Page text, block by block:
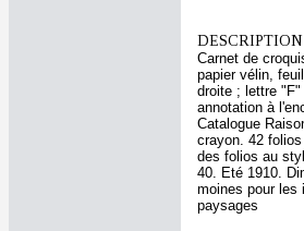
Carnet de
papier vélin,
droite ; lettre "F"
annotation à
Catalogue
crayon. 42
des folios au
40. Eté 1910.
moines pour les
paysages